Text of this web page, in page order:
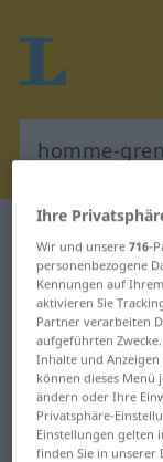
homme-grenouille
für
"homme-
Ihre
Wir und unsere716-
personenbezogene
Kennungen auf
aktivieren Sie
Partner verarbeiten
aufgeführten
Inhalte und
können dieses Menü
ändern oder Ihre
Privatsphäre-
Einstellungen gelten
finden Sie in unserer